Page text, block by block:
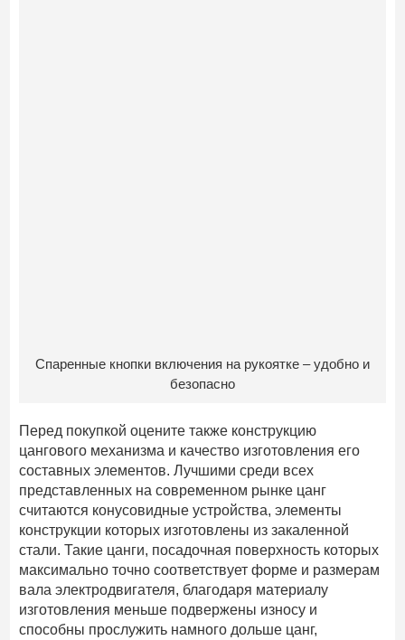
Спаренные кнопки включения на рукоятке – удобно и
безопасно
Перед покупкой оцените также конструкцию
цангового механизма и качество изготовления его
составных элементов. Лучшими среди всех
представленных на современном рынке цанг
считаются конусовидные устройства, элементы
конструкции которых изготовлены из закаленной
стали. Такие цанги, посадочная поверхность которых
максимально точно соответствует форме и размерам
вала электродвигателя, благодаря материалу
изготовления меньше подвержены износу и
способны прослужить намного дольше цанг,